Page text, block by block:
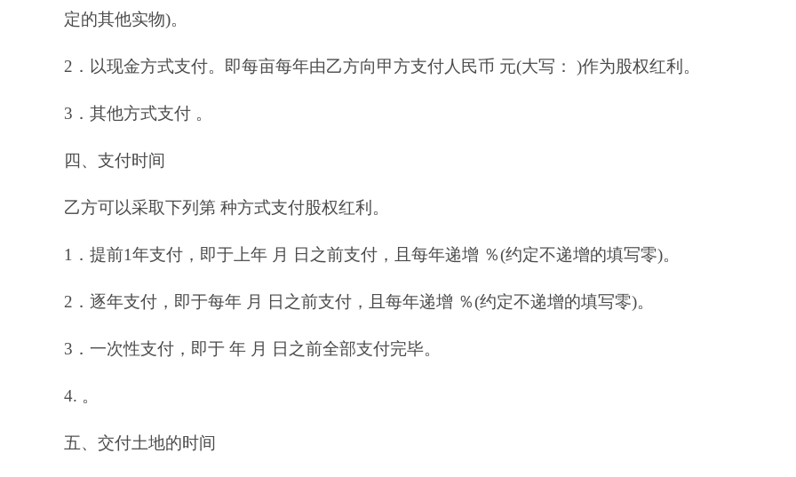
定的其他实物)。
2．以现金方式支付。即每亩每年由乙方向甲方支付人民币 元(大写： )作为股权红利。
3．其他方式支付 。
四、支付时间
乙方可以采取下列第 种方式支付股权红利。
1．提前1年支付，即于上年 月 日之前支付，且每年递增 ％(约定不递增的填写零)。
2．逐年支付，即于每年 月 日之前支付，且每年递增 ％(约定不递增的填写零)。
3．一次性支付，即于 年 月 日之前全部支付完毕。
4. 。
五、交付土地的时间